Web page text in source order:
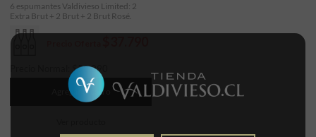
$50.090
6 espumantes Valdivieso Limited: 2
Extra Brut + 2 Brut + 2 Brut Rosé.
Agregar al carro